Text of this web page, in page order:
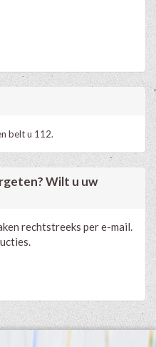
belt u 112.
Wilt u uw
rechtstreeks per e-mail.